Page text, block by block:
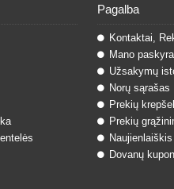
Pagalba
Kontaktai,
Mano paskyra
Užsakymų
Norų sąrašas
Prekių
Prekių
Naujienlaiškis
Dovanų